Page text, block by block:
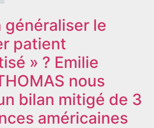
généraliser le
patient
» ? Emilie
nous
bilan mitigé de 3
américaines